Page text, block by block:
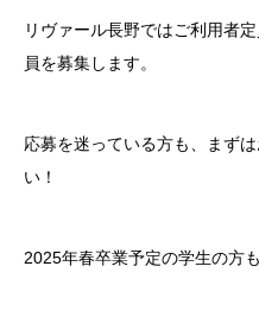
リヴァール長野ではご利用者
員を募集します。
応募を迷っている方も、まず
い！
2025年春卒業予定の学生の方